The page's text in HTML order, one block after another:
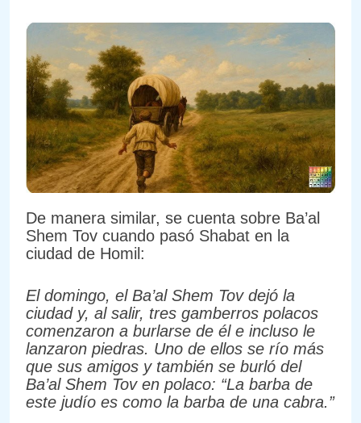
De manera similar, se cuenta sobre Ba’al
Shem Tov cuando pasó Shabat en la
ciudad de Homil:
El domingo, el Ba’al Shem Tov dejó la
ciudad y, al salir, tres gamberros polacos
comenzaron a burlarse de él e incluso le
lanzaron piedras. Uno de ellos se río más
que sus amigos y también se burló del
Ba’al Shem Tov en polaco: “La barba de
este judío es como la barba de una cabra.”